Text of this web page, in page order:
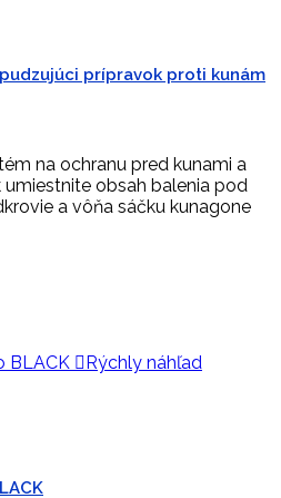
prípravok proti kunám
na ochranu pred kunami a
umiestnite obsah balenia pod
a vôňa sáčku kunagone
 Rýchly náhľad